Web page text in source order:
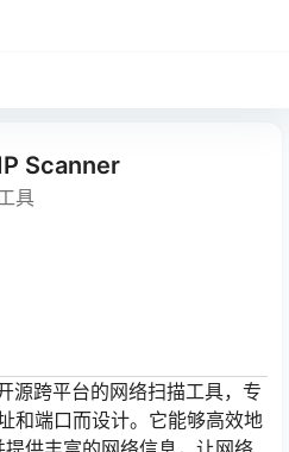
Scanner
具
源跨平台的网络扫描工具，专
和端口而设计。它能够高效地